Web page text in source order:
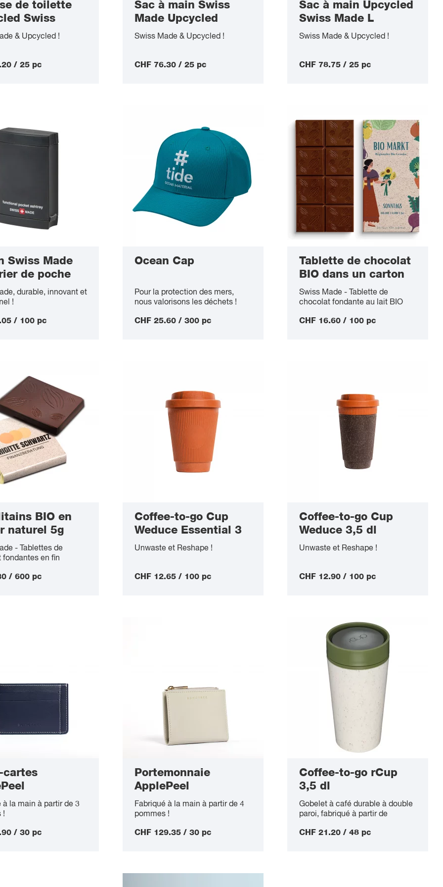
de toilette
Swiss
& Upcycled !
/ 25 pc
Sac à main Swiss
Made Upcycled
Shopper Maxi
Swiss Made & Upcycled !
CHF 76.30 / 25 pc
Sac à main Upcycled
Swiss Made L
Swiss Made & Upcycled !
CHF 78.75 / 25 pc
Swiss Made
de poche
durable, innovant et
!
/ 100 pc
Ocean Cap
Pour la protection des mers,
nous valorisons les déchets !
CHF 25.60 / 300 pc
Tablette de chocolat
BIO dans un carton
de coques de cacao
75g
Swiss Made - Tablette de
chocolat fondante au lait BIO
emballée durablement dans un
CHF 16.60 / 100 pc
BIO en
naturel 5g
- Tablettes de
fondantes en fin
38%, emballées
/ 600 pc
Coffee-to-go Cup
Weduce Essential 3
dl
Unwaste et Reshape !
CHF 12.65 / 100 pc
Coffee-to-go Cup
Weduce 3,5 dl
Unwaste et Reshape !
CHF 12.90 / 100 pc
cartes
à la main à partir de 3
!
/ 30 pc
Portemonnaie
ApplePeel
Fabriqué à la main à partir de 4
pommes !
CHF 129.35 / 30 pc
Coffee-to-go rCup
3,5 dl
Gobelet à café durable à double
paroi, fabriqué à partir de
recyclés, avec fermeture à vis
CHF 21.20 / 48 pc